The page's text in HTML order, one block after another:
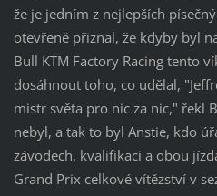
že je jedním z nejlepších
otevřeně přiznal, že kdyby byl
Bull KTM Factory Racing tento
dosáhnout toho, co udělal,
mistr světa pro nic za nic," řekl
nebyl, a tak to byl Anstie, kdo
závodech, kvalifikaci a obou
Grand Prix celkové vítězství v